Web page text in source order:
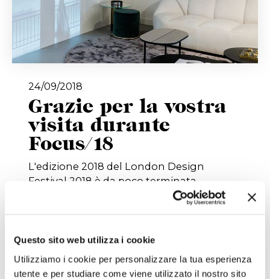
Questo sito web utilizza i cookie
Utilizziamo i cookie per personalizzare la tua esperienza
utente e per studiare come viene utilizzato il nostro sito
24/09/2018
Grazie per la vostra
visita durante
Focus/18
L'edizione 2018 del London Design
Festival 2018 è da poco terminata.
Vorremmo ringraziare tutti coloro che
sia ...